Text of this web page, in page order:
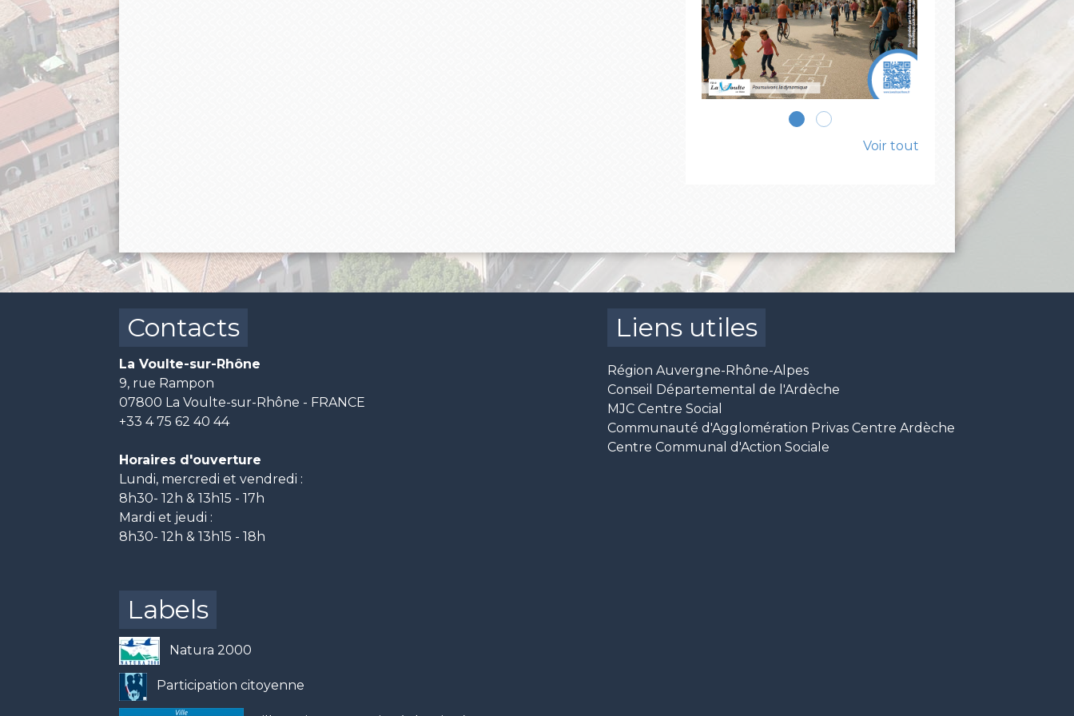
Voir tout
Contacts
La Voulte-sur-Rhône
9, rue Rampon
07800 La Voulte-sur-Rhône - FRANCE
+33 4 75 62 40 44
Horaires d'ouverture
Lundi, mercredi et vendredi :
8h30- 12h & 13h15 - 17h
Mardi et jeudi :
8h30- 12h & 13h15 - 18h
Liens utiles
Région Auvergne-Rhône-Alpes
Conseil Départemental de l'Ardèche
MJC Centre Social
Communauté d'Agglomération Privas Centre Ardèche
Centre Communal d'Action Sociale
Labels
Natura 2000
Participation citoyenne